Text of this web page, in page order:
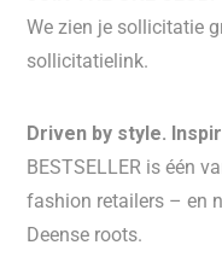
We zien je sollicitatie
sollicitatielink.
Driven by style.
BESTSELLER is één
fashion retailers – en
Deense roots.